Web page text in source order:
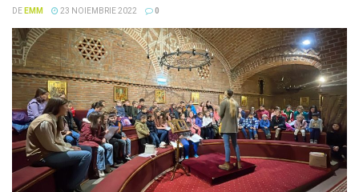
DE EMM 23 NOIEMBRIE 2022 0